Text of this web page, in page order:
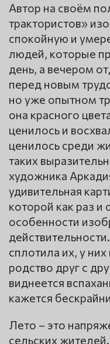
Автор на своём
трактористов»
спокойную и
людей, которые
день, а вечером
перед новым
но уже опытном
она красного
ценилось и
ценилось среди
таких
художника
удивительная
которой как раз и
особенности
сплотила их, у
родство друг с
виднеется
кажется
Лето – это
сельских